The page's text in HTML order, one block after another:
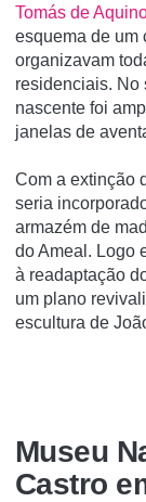
Tomás de
esquema de um
organizavam
residenciais. No
nascente foi
janelas de
Com a extinção
seria
armazém de
do Ameal. Logo
à readaptação
um plano
escultura de
Museu
Castro